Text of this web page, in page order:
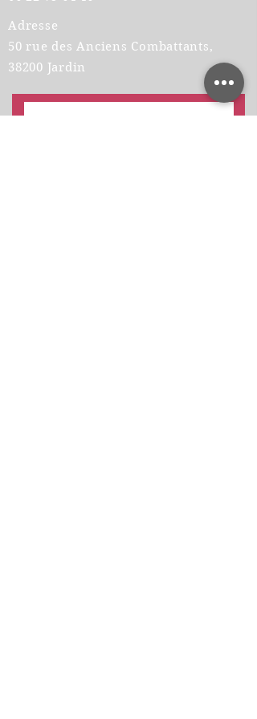
Adresse
50 rue des Anciens Combattants,
38200 Jardin